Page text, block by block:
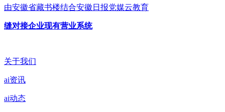
由安徽省藏书楼结合安徽日报党媒云教育
缝对接企业现有营业系统
关于我们
ai资讯
ai动态